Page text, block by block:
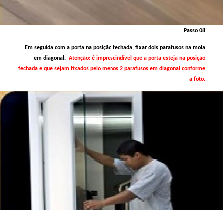
Passo 08
Em seguida com a porta na posição fechada, fixar dois parafusos na mola
em diagonal.Atenção: é imprescindível que a porta esteja na posição
fechada e que sejam fixados pelo menos 2 parafusos em diagonal conforme
a foto.